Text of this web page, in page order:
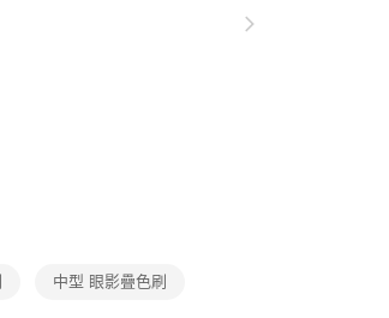
中型 眼影疊色刷